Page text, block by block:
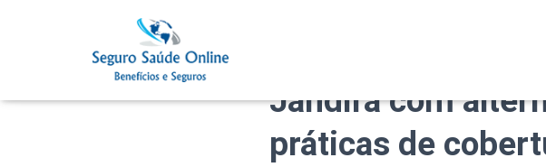
Plano de Saúde
Jandira com
práticas de